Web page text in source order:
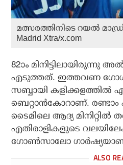
മത്സരത്തിനിടെ റയൽ
Madrid Xtra/x.com
82ാം മിനിട്ടിലായിരുന്നു
എടുത്തത്. ഇത്തവണ
സബ്ബായി കളിക്കളത്തില്‍
ബെറ്റാന്‍കോറാണ്.
ടൈമിലെ ആദ്യ മിനിറ്റില്‍
എതിരാളികളുടെ
ഗോണ്‍സാലോ